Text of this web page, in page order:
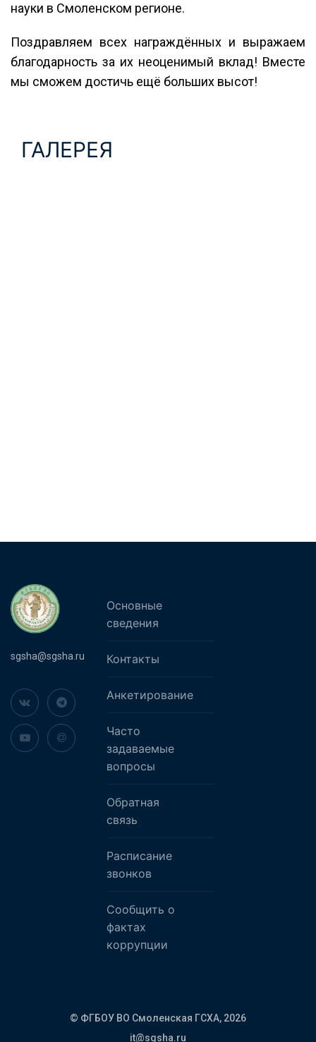
науки в Смоленском регионе.
Поздравляем всех награждённых и выражаем
благодарность за их неоценимый вклад! Вместе
мы сможем достичь ещё больших высот!
ГАЛЕРЕЯ
sgsha@sgsha.ru
Основные
сведения
Контакты
Анкетирование
Часто
задаваемые
вопросы
Обратная
связь
Расписание
звонков
Сообщить о
фактах
коррупции
© ФГБОУ ВО Смоленская ГСХА, 2026
it@sgsha.ru